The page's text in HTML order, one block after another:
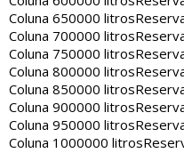
Coluna 650000 litros
Coluna 700000 litros
Coluna 750000 litros
Coluna 800000 litros
Coluna 850000 litros
Coluna 900000 litros
Coluna 950000 litros
Coluna 1000000 litros